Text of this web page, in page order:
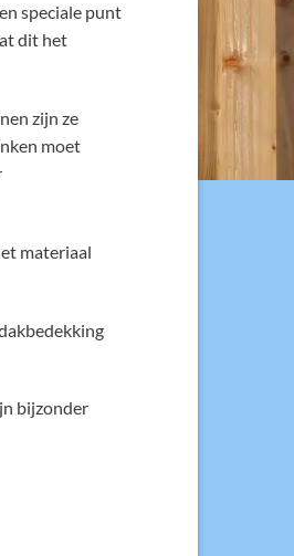
speciale punt
dit het
zijn ze
moet
materiaal
bijzonder